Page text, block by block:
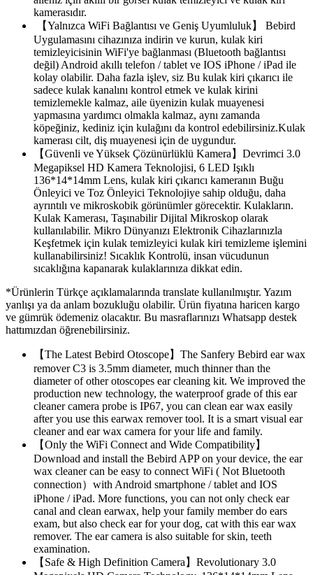
kamerasıdır.
【Yalnızca WiFi Bağlantısı ve Geniş Uyumluluk】 Bebird
Uygulamasını cihazınıza indirin ve kurun, kulak kiri
temizleyicisinin WiFi'ye bağlanması (Bluetooth bağlantısı
değil) Android akıllı telefon / tablet ve IOS iPhone / iPad ile
kolay olabilir. Daha fazla işlev, siz Bu kulak kiri çıkarıcı ile
sadece kulak kanalını kontrol etmek ve kulak kirini
temizlemekle kalmaz, aile üyenizin kulak muayenesi
yapmasına yardımcı olmakla kalmaz, aynı zamanda
köpeğiniz, kediniz için kulağını da kontrol edebilirsiniz.Kulak
kamerası cilt, diş muayenesi için de uygundur.
【Güvenli ve Yüksek Çözünürlüklü Kamera】Devrimci 3.0
Megapiksel HD Kamera Teknolojisi, 6 LED Işıklı
136*14*14mm Lens, kulak kiri çıkarıcı kameranın Buğu
Önleyici ve Toz Önleyici Teknolojiye sahip olduğu, daha
ayrıntılı ve mikroskobik görünümler görecektir. Kulakların.
Kulak Kamerası, Taşınabilir Dijital Mikroskop olarak
kullanılabilir. Mikro Dünyanızı Elektronik Cihazlarınızla
Keşfetmek için kulak temizleyici kulak kiri temizleme işlemini
kullanabilirsiniz! Sıcaklık Kontrolü, insan vücudunun
sıcaklığına kapanarak kulaklarınıza dikkat edin.
*Ürünlerin Türkçe açıklamalarında translate kullanılmıştır. Yazım
yanlışı ya da anlam bozukluğu olabilir. Ürün fiyatına haricen kargo
ve gümrük ödemeniz olacaktır. Bu masraflarınızı Whatsapp destek
hattımızdan öğrenebilirsiniz.
【The Latest Bebird Otoscope】The Sanfery Bebird ear wax
remover C3 is 3.5mm diameter, much thinner than the
diameter of other otoscopes ear cleaning kit. We improved the
production new technology, the waterproof grade of this ear
cleaner camera probe is IP67, you can clean ear wax easily
after you use this earwax remover tool. It is a smart visual ear
cleaner and ear wax camera for your life and family.
【Only the WiFi Connect and Wide Compatibility】
Download and install the Bebird APP on your device, the ear
wax cleaner can be easy to connect WiFi ( Not Bluetooth
connection）with Android smartphone / tablet and IOS
iPhone / iPad. More functions, you can not only check ear
canal and clean earwax, help your family member do ears
exam, but also check ear for your dog, cat with this ear wax
remover. The ear camera is also suitable for skin, teeth
examination.
【Safe & High Definition Camera】Revolutionary 3.0